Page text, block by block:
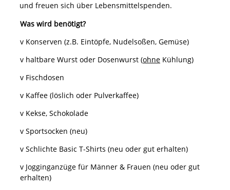
und freuen sich über Lebensmittelspenden.
Was wird benötigt?
v Konserven (z.B. Eintöpfe, Nudelsoßen, Gemüse)
v haltbare Wurst oder Dosenwurst (ohne Kühlung)
v Fischdosen
v Kaffee (löslich oder Pulverkaffee)
v Kekse, Schokolade
v Sportsocken (neu)
v Schlichte Basic T-Shirts (neu oder gut erhalten)
v Jogginganzüge für Männer & Frauen (neu oder gut
erhalten)